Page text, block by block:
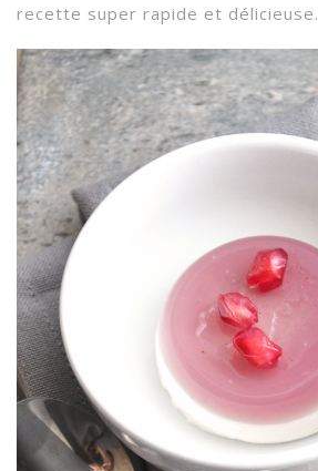
recette super rapide et délicieuse.